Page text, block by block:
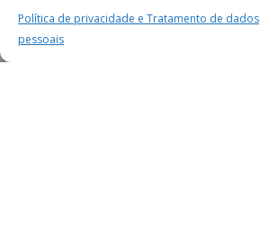
Política de privacidade e Tratamento de dados
pessoais